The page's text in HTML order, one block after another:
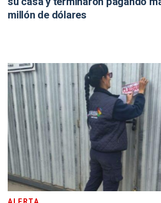
millón de dólares